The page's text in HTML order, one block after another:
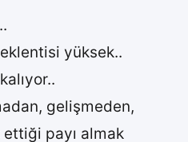
yüksek..
gelişmeden,
payı almak